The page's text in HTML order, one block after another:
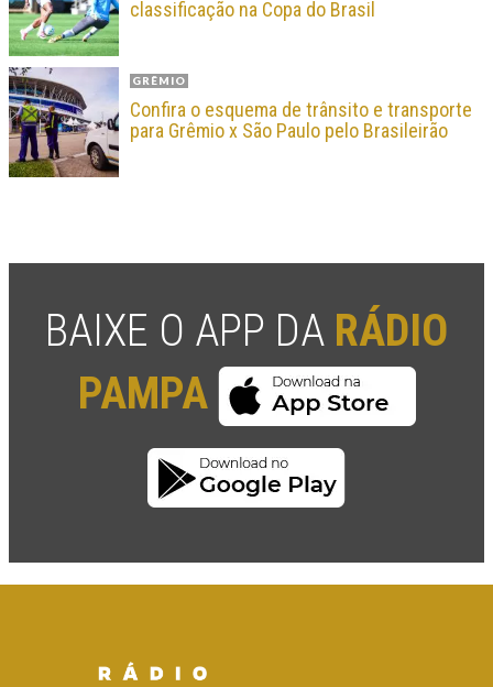
classificação na Copa do Brasil
GRÊMIO
Confira o esquema de trânsito e transporte
para Grêmio x São Paulo pelo Brasileirão
BAIXE O APP DA RÁDIO
PAMPA